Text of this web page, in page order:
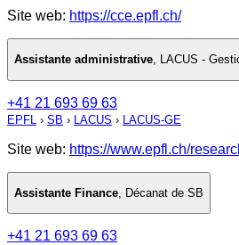
Site web: https://cce.epfl.ch/
Assistante administrative, LACUS -
+41 21 693 69 63
EPFL › SB › LACUS › LACUS-GE
Site web: https://www.epfl.ch/
Assistante Finance, Décanat de SB
+41 21 693 69 63